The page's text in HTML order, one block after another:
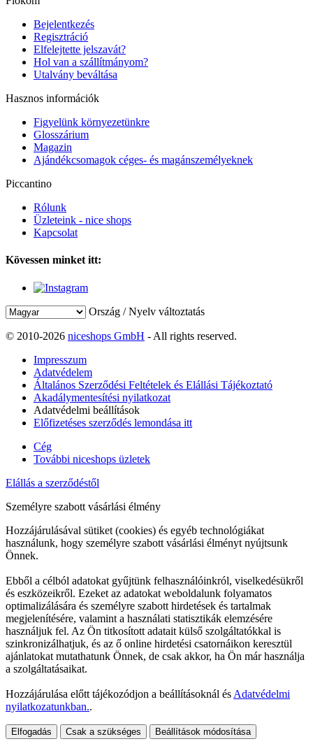
Bejelentkezés
Regisztráció
Elfelejtette jelszavát?
Hol van a szállítmányom?
Utalvány beváltása
Hasznos információk
Figyelünk környezetünkre
Glosszárium
Magazin
Ajándékcsomagok céges- és magánszemélyeknek
Piccantino
Rólunk
Üzleteink - nice shops
Kapcsolat
Kövessen minket itt:
Ország / Nyelv változtatás
© 2010-2026 niceshops GmbH - All rights reserved.
Impresszum
Adatvédelem
Általános Szerződési Feltételek és Elállási Tájékoztató
Akadálymentesítési nyilatkozat
Adatvédelmi beállítások
Előfizetéses szerződés lemondása itt
Cég
További niceshops üzletek
Elállás a szerződéstől
Személyre szabott vásárlási élmény
Hozzájárulásával sütiket (cookies) és egyéb technológiákat
használunk, hogy személyre szabott vásárlási élményt nyújtsunk
Önnek.
Ebből a célból adatokat gyűjtünk felhasználóinkról, viselkedésükről
és eszközeikről. Ezeket az adatokat weboldalunk folyamatos
optimalizálására és személyre szabott hirdetések és tartalmak
megjelenítésére, valamint a használati statisztikák elemzésére
használjuk fel. Az Ön titkosított adatait külső szolgáltatókkal is
szinkronizálhatjuk, és az ő online hirdetési csatornáikon keresztül
ajánlatokat mutathatunk Önnek, de csak akkor, ha Ön már használja
a szolgáltatásaikat.
Hozzájárulása előtt tájékozódjon a beállításoknál és Adatvédelmi
nyilatkozatunkban..
Elfogadás Csak a szükséges Beállítások módosítása